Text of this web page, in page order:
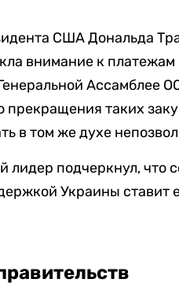
США Дональда
внимание к
Ассамблее
прекращения таких
в том же духе
лидер подчеркнул, что
Украины ставит